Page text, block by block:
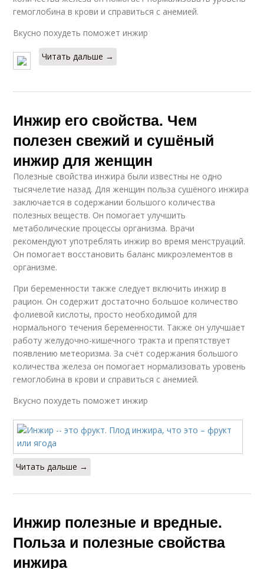
гемоглобина в крови и справиться с анемией.
Вкусно похудеть поможет инжир
Читать дальше →
Инжир его свойства. Чем
полезен свежий и сушёный
инжир для женщин
Полезные свойства инжира были известны не одно
тысячелетие назад. Для женщин польза сушёного инжира
заключается в содержании большого количества
полезных веществ. Он помогает улучшить
метаболические процессы организма. Врачи
рекомендуют употреблять инжир во время менструаций.
Он помогает восстановить баланс микроэлементов в
организме.
При беременности также следует включить инжир в
рацион. Он содержит достаточно большое количество
фолиевой кислоты, просто необходимой для
нормального течения беременности. Также он улучшает
работу желудочно-кишечного тракта и препятствует
появлению метеоризма. За счёт содержания большого
количества железа он помогает нормализовать уровень
гемоглобина в крови и справиться с анемией.
Вкусно похудеть поможет инжир
Читать дальше →
Инжир полезные и вредные.
Польза и полезные свойства
инжира